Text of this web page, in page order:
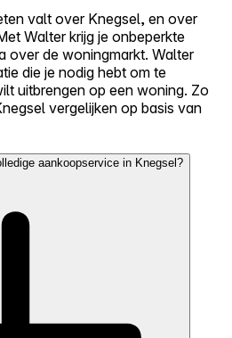
valt over Knegsel, en over
Walter krijg je onbeperkte
over de woningmarkt. Walter
die je nodig hebt om te
uitbrengen op een woning. Zo
vergelijken op basis van
aankoopservice in Knegsel?